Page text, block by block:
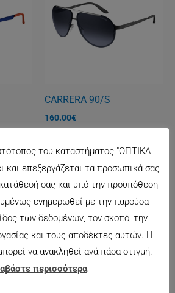
CARRERA 90/S
160.00€
★ 12 Άτοκες Δόσεις ★
ΕΚΤΌΣ ΑΠΟΘΈΜΑΤΟΣ
του καταστήματος "ΟΠΤΙΚΑ
επεξεργάζεται τα προσωπικά σας
σας και υπό την προϋπόθεση
ενημερωθεί με την παρούσα
των δεδομένων, τον σκοπό, την
και τους αποδέκτες αυτών. Η
να ανακληθεί ανά πάσα στιγμή.
περισσότερα